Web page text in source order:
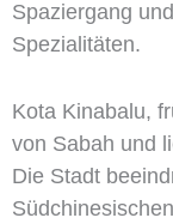
Spaziergang
Spezialitäten.
Kota Kinabalu,
von Sabah und
Die Stadt